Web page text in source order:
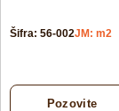
Šifra: 56-002JM: m2
Pozovite